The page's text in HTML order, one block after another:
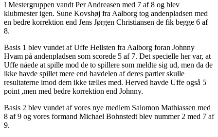
I Mestergruppen vandt Per Andreasen med 7 af 8 og blev
klubmester igen. Sune Kovshøj fra Aalborg tog andenpladsen med
en bedre korrektion end Jens Jørgen Christiansen de fik begge 6 af
8.
Basis 1 blev vundet af Uffe Hellsten fra Aalborg foran Johnny
Hvam på andenpladsen som scorede 5 af 7. Det specielle her var, at
Uffe nåede at spille mod de to spillere som meldte sig ud, men da de
ikke havde spillet mere end havdelen af deres partier skulle
resultaterne imod dem ikke tælles med. Herved havde Uffe også 5
point ,men med bedre korrektion end Johnny.
Basis 2 blev vundet af vores nye medlem Salomon Mathiassen med
8 af 9 og vores formand Michael Bohnstedt blev nummer 2 med 7 af
9.